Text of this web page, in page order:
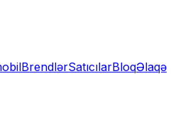
BrendlərSatıcılarBloqƏlaqə